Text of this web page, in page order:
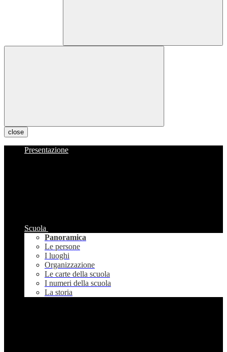
close
Presentazione
Scuola
Panoramica
Le persone
I luoghi
Organizzazione
Le carte della scuola
I numeri della scuola
La storia